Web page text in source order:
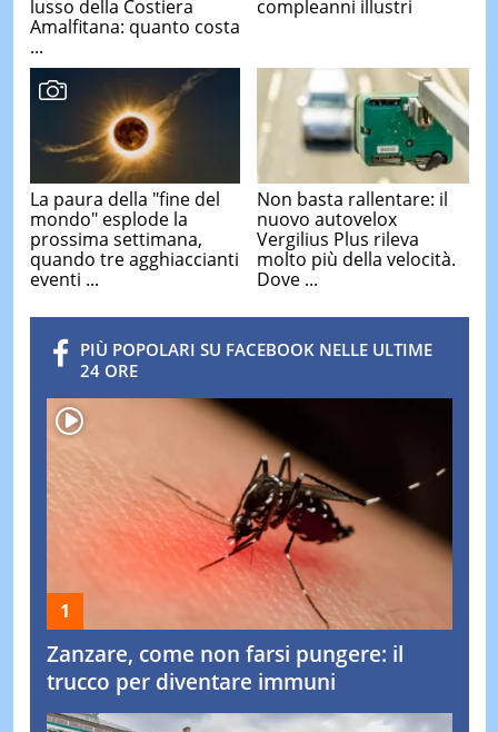
lusso della Costiera
Amalfitana: quanto costa
...
compleanni illustri
La paura della "fine del
mondo" esplode la
prossima settimana,
quando tre agghiaccianti
eventi ...
Non basta rallentare: il
nuovo autovelox
Vergilius Plus rileva
molto più della velocità.
Dove ...
PIÙ POPOLARI SU FACEBOOK NELLE ULTIME
24 ORE
Zanzare, come non farsi pungere: il
trucco per diventare immuni